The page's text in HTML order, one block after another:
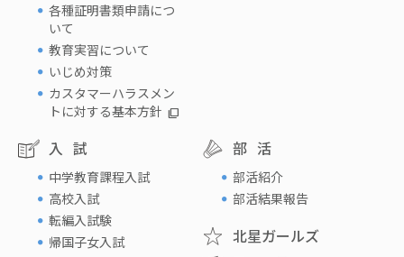
各種証明書類申請につ
いて
教育実習について
いじめ対策
カスタマーハラスメン
トに対する基本方針
入試
中学教育課程入試
高校入試
転編入試験
帰国子女入試
部活
部活紹介
部活結果報告
北星ガールズ